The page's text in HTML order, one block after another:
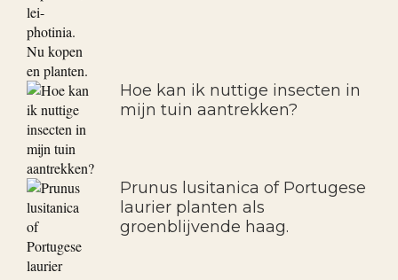
leiplataan, lei-photinia. Nu
kopen en planten.
Hoe kan ik nuttige insecten in